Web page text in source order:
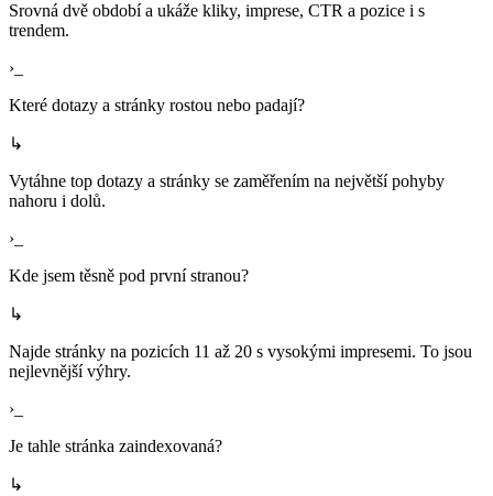
Srovná dvě období a ukáže kliky, imprese, CTR a pozice i s
trendem.
›_
Které dotazy a stránky rostou nebo padají?
↳
Vytáhne top dotazy a stránky se zaměřením na největší pohyby
nahoru i dolů.
›_
Kde jsem těsně pod první stranou?
↳
Najde stránky na pozicích 11 až 20 s vysokými impresemi. To jsou
nejlevnější výhry.
›_
Je tahle stránka zaindexovaná?
↳